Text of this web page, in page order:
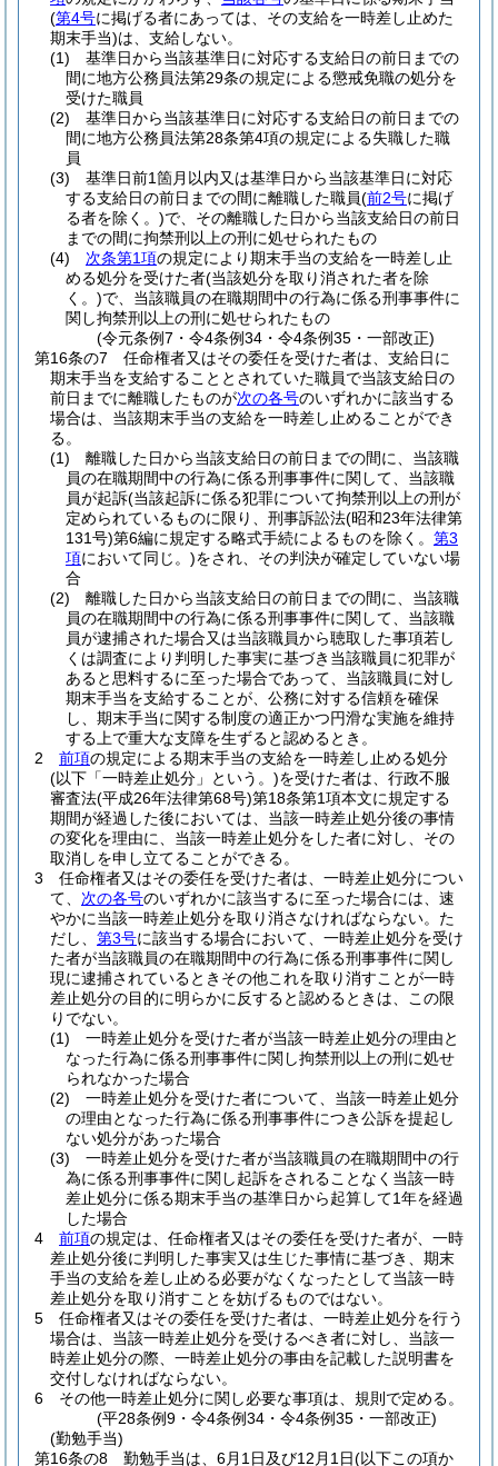
(第4号に掲げる者にあっては、その支給を一時差し止めた
期末手当)は、支給しない。
(1)
基準日から当該基準日に対応する支給日の前日までの
間に地方公務員法第29条の規定による懲戒免職の処分を
受けた職員
(2)
基準日から当該基準日に対応する支給日の前日までの
間に地方公務員法第28条第4項の規定による失職した職
員
(3)
基準日前1箇月以内又は基準日から当該基準日に対応
する支給日の前日までの間に離職した職員(前2号に掲げ
る者を除く。)で、その離職した日から当該支給日の前日
までの間に拘禁刑以上の刑に処せられたもの
(4)
次条第1項の規定により期末手当の支給を一時差し止
める処分を受けた者(当該処分を取り消された者を除
く。)で、当該職員の在職期間中の行為に係る刑事事件に
関し拘禁刑以上の刑に処せられたもの
(令元条例7・令4条例34・令4条例35・一部改正)
第16条の7
任命権者又はその委任を受けた者は、支給日に
期末手当を支給することとされていた職員で当該支給日の
前日までに離職したものが次の各号のいずれかに該当する
場合は、当該期末手当の支給を一時差し止めることができ
る。
(1)
離職した日から当該支給日の前日までの間に、当該職
員の在職期間中の行為に係る刑事事件に関して、当該職
員が起訴(当該起訴に係る犯罪について拘禁刑以上の刑が
定められているものに限り、刑事訴訟法(昭和23年法律第
131号)第6編に規定する略式手続によるものを除く。 第3
項において同じ。)をされ、その判決が確定していない場
合
(2)
離職した日から当該支給日の前日までの間に、当該職
員の在職期間中の行為に係る刑事事件に関して、当該職
員が逮捕された場合又は当該職員から聴取した事項若し
くは調査により判明した事実に基づき当該職員に犯罪が
あると思料するに至った場合であって、当該職員に対し
期末手当を支給することが、公務に対する信頼を確保
し、期末手当に関する制度の適正かつ円滑な実施を維持
する上で重大な支障を生ずると認めるとき。
2
前項の規定による期末手当の支給を一時差し止める処分
(以下「一時差止処分」という。)を受けた者は、行政不服
審査法(平成26年法律第68号)第18条第1項本文に規定する
期間が経過した後においては、当該一時差止処分後の事情
の変化を理由に、当該一時差止処分をした者に対し、その
取消しを申し立てることができる。
3
任命権者又はその委任を受けた者は、一時差止処分につい
て、 次の各号のいずれかに該当するに至った場合には、速
やかに当該一時差止処分を取り消さなければならない。 た
だし、 第3号に該当する場合において、一時差止処分を受け
た者が当該職員の在職期間中の行為に係る刑事事件に関し
現に逮捕されているときその他これを取り消すことが一時
差止処分の目的に明らかに反すると認めるときは、この限
りでない。
(1)
一時差止処分を受けた者が当該一時差止処分の理由と
なった行為に係る刑事事件に関し拘禁刑以上の刑に処せ
られなかった場合
(2)
一時差止処分を受けた者について、当該一時差止処分
の理由となった行為に係る刑事事件につき公訴を提起し
ない処分があった場合
(3)
一時差止処分を受けた者が当該職員の在職期間中の行
為に係る刑事事件に関し起訴をされることなく当該一時
差止処分に係る期末手当の基準日から起算して1年を経過
した場合
4
前項の規定は、任命権者又はその委任を受けた者が、一時
差止処分後に判明した事実又は生じた事情に基づき、期末
手当の支給を差し止める必要がなくなったとして当該一時
差止処分を取り消すことを妨げるものではない。
5
任命権者又はその委任を受けた者は、一時差止処分を行う
場合は、当該一時差止処分を受けるべき者に対し、当該一
時差止処分の際、一時差止処分の事由を記載した説明書を
交付しなければならない。
6
その他一時差止処分に関し必要な事項は、規則で定める。
(平28条例9・令4条例34・令4条例35・一部改正)
(勤勉手当)
第16条の8
勤勉手当は、6月1日及び12月1日(以下この項か